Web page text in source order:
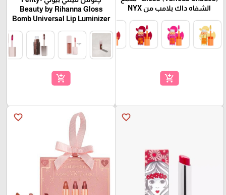
الشفاه داك بلامب من NYX
add_shopping_cart
Beauty by Rihanna Gloss
Bomb Universal Lip Luminizer
add_shopping_cart
favorite_border
favorite_border